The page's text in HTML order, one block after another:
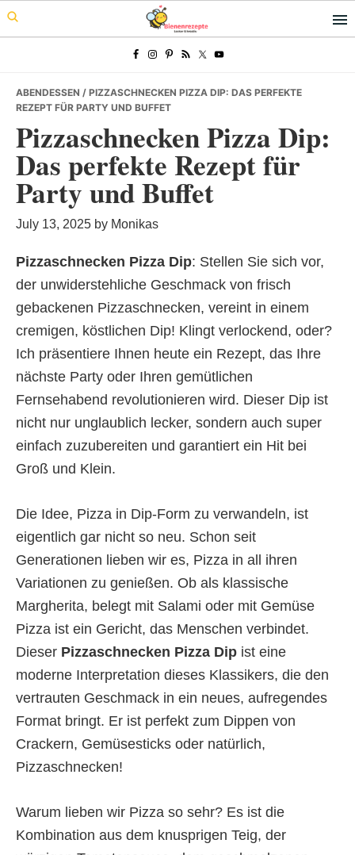
Skip
to
Skip
to
Skip
to
ABENDESSEN / PIZZASCHNECKEN PIZZA DIP: DAS PERFEKTE
REZEPT FÜR PARTY UND BUFFET
Pizzaschnecken Pizza Dip:
Das perfekte Rezept für
Party und Buffet
July 13, 2025 by Monikas
Pizzaschnecken Pizza Dip: Stellen Sie sich vor,
der unwiderstehliche Geschmack von frisch
gebackenen Pizzaschnecken, vereint in einem
cremigen, köstlichen Dip! Klingt verlockend, oder?
Ich präsentiere Ihnen heute ein Rezept, das Ihre
nächste Party oder Ihren gemütlichen
Fernsehabend revolutionieren wird. Dieser Dip ist
nicht nur unglaublich lecker, sondern auch super
einfach zuzubereiten und garantiert ein Hit bei
Groß und Klein.
Die Idee, Pizza in Dip-Form zu verwandeln, ist
eigentlich gar nicht so neu. Schon seit
Generationen lieben wir es, Pizza in all ihren
Variationen zu genießen. Ob als klassische
Margherita, belegt mit Salami oder mit Gemüse 
Pizza ist ein Gericht, das Menschen verbindet.
Dieser Pizzaschnecken Pizza Dip ist eine
moderne Interpretation dieses Klassikers, die den
vertrauten Geschmack in ein neues, aufregendes
Format bringt. Er ist perfekt zum Dippen von
Crackern, Gemüsesticks oder natürlich,
Pizzaschnecken!
Warum lieben wir Pizza so sehr? Es ist die
Kombination aus dem knusprigen Teig, der